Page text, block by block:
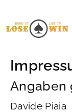
Angaben
Davide Piaia